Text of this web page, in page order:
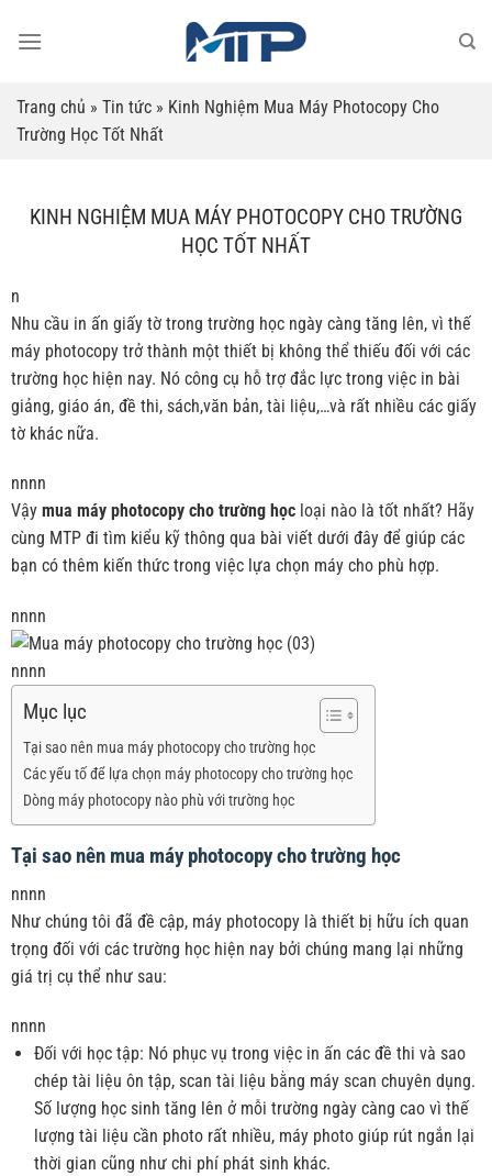
qua
dung
Trang chủ » Tin tức » Kinh Nghiệm Mua Máy Photocopy Cho
Trường Học Tốt Nhất
KINH NGHIỆM MUA MÁY PHOTOCOPY CHO TRƯỜNG
HỌC TỐT NHẤT
n
Nhu cầu in ấn giấy tờ trong trường học ngày càng tăng lên, vì thế
máy photocopy trở thành một thiết bị không thể thiếu đối với các
trường học hiện nay. Nó công cụ hỗ trợ đắc lực trong việc in bài
giảng, giáo án, đề thi, sách,văn bản, tài liệu,…và rất nhiều các giấy
tờ khác nữa.
nnnn
Vậymua máy photocopy cho trường họcloại nào là tốt nhất? Hãy
cùng MTP đi tìm kiểu kỹ thông qua bài viết dưới đây để giúp các
bạn có thêm kiến thức trong việc lựa chọn máy cho phù hợp.
nnnn
nnnn
Mục lục
Tại sao nên mua máy photocopy cho trường học
Các yếu tố để lựa chọn máy photocopy cho trường học
Dòng máy photocopy nào phù với trường học
Tại sao nên mua máy photocopy cho trường học
nnnn
Như chúng tôi đã đề cập, máy photocopy là thiết bị hữu ích quan
trọng đối với các trường học hiện nay bởi chúng mang lại những
giá trị cụ thể như sau:
nnnn
Đối với học tập: Nó phục vụ trong việc in ấn các đề thi và sao
chép tài liệu ôn tập, scan tài liệu bằng máy scan chuyên dụng.
Số lượng học sinh tăng lên ở mỗi trường ngày càng cao vì thế
lượng tài liệu cần photo rất nhiều, máy photo giúp rút ngắn lại
thời gian cũng như chi phí phát sinh khác.